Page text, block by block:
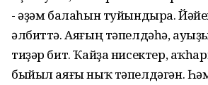
- әҙәм балаһын туйындыра.
әлбиттә. Аяғың тәпелдәһә,
тиҙәр бит. Ҡайҙа нисектер,
быйыл аяғы ныҡ тәпелдәгән. Һәм